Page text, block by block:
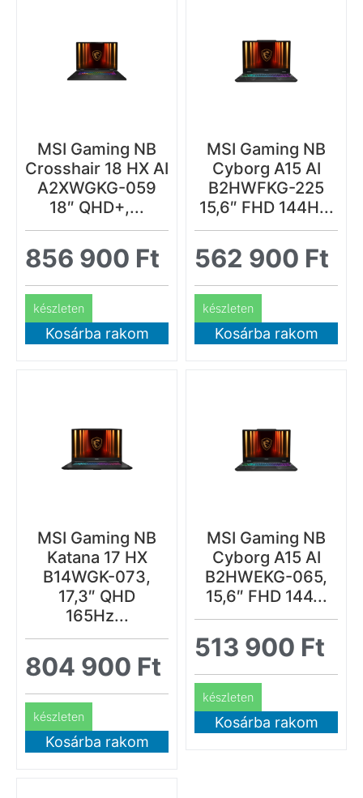
MSI Gaming NB
Crosshair 18 HX AI
A2XWGKG-059
18″ QHD+,...
856 900 Ft
készleten
Kosárba rakom
MSI Gaming NB
Cyborg A15 AI
B2HWFKG-225
15,6″ FHD 144H...
562 900 Ft
készleten
Kosárba rakom
MSI Gaming NB
Katana 17 HX
B14WGK-073,
17,3″ QHD
165Hz...
804 900 Ft
készleten
Kosárba rakom
MSI Gaming NB
Cyborg A15 AI
B2HWEKG-065,
15,6″ FHD 144...
513 900 Ft
készleten
Kosárba rakom